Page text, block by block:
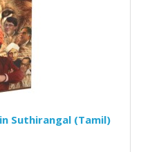
Suthirangal (Tamil)